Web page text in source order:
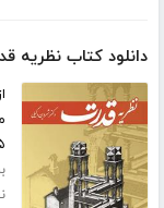
دانلود کتاب نظریه‌